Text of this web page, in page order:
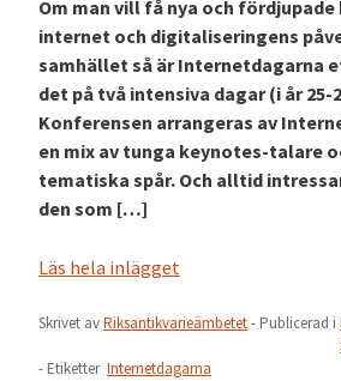
Om man vill få nya och
internet och digitaliseringens
samhället så är Internetdagarna
det på två intensiva dagar (i år 25-
Konferensen arrangeras av
en mix av tunga keynotes-talare
tematiska spår. Och alltid
den som […]
Läs hela inlägget
Skrivet avRiksantikvarieämbetet- Publicerad i
- Etiketter Internetdagarna